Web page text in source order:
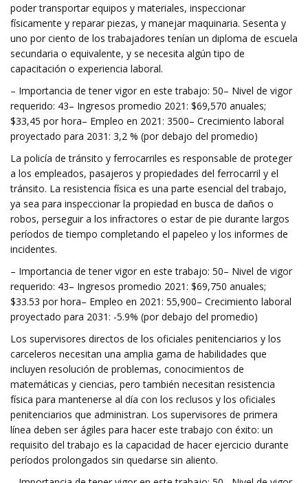
poder transportar equipos y materiales, inspeccionar
físicamente y reparar piezas, y manejar maquinaria. Sesenta y
uno por ciento de los trabajadores tenían un diploma de escuela
secundaria o equivalente, y se necesita algún tipo de
capacitación o experiencia laboral.
– Importancia de tener vigor en este trabajo: 50– Nivel de vigor
requerido: 43– Ingresos promedio 2021: $69,570 anuales;
$33,45 por hora– Empleo en 2021: 3500– Crecimiento laboral
proyectado para 2031: 3,2 % (por debajo del promedio)
La policía de tránsito y ferrocarriles es responsable de proteger
a los empleados, pasajeros y propiedades del ferrocarril y el
tránsito. La resistencia física es una parte esencial del trabajo,
ya sea para inspeccionar la propiedad en busca de daños o
robos, perseguir a los infractores o estar de pie durante largos
períodos de tiempo completando el papeleo y los informes de
incidentes.
– Importancia de tener vigor en este trabajo: 50– Nivel de vigor
requerido: 43– Ingresos promedio 2021: $69,750 anuales;
$33.53 por hora– Empleo en 2021: 55,900– Crecimiento laboral
proyectado para 2031: -5.9% (por debajo del promedio)
Los supervisores directos de los oficiales penitenciarios y los
carceleros necesitan una amplia gama de habilidades que
incluyen resolución de problemas, conocimientos de
matemáticas y ciencias, pero también necesitan resistencia
física para mantenerse al día con los reclusos y los oficiales
penitenciarios que administran. Los supervisores de primera
línea deben ser ágiles para hacer este trabajo con éxito: un
requisito del trabajo es la capacidad de hacer ejercicio durante
períodos prolongados sin quedarse sin aliento.